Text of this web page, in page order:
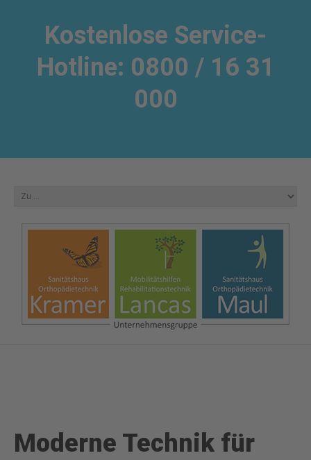
Kostenlose Service-
Hotline: 0800 / 16 31
000
Moderne Technik für